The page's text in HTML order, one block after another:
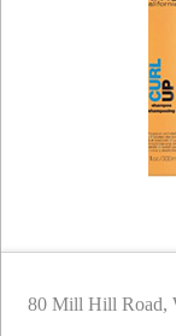
80 Mill Hill Road,